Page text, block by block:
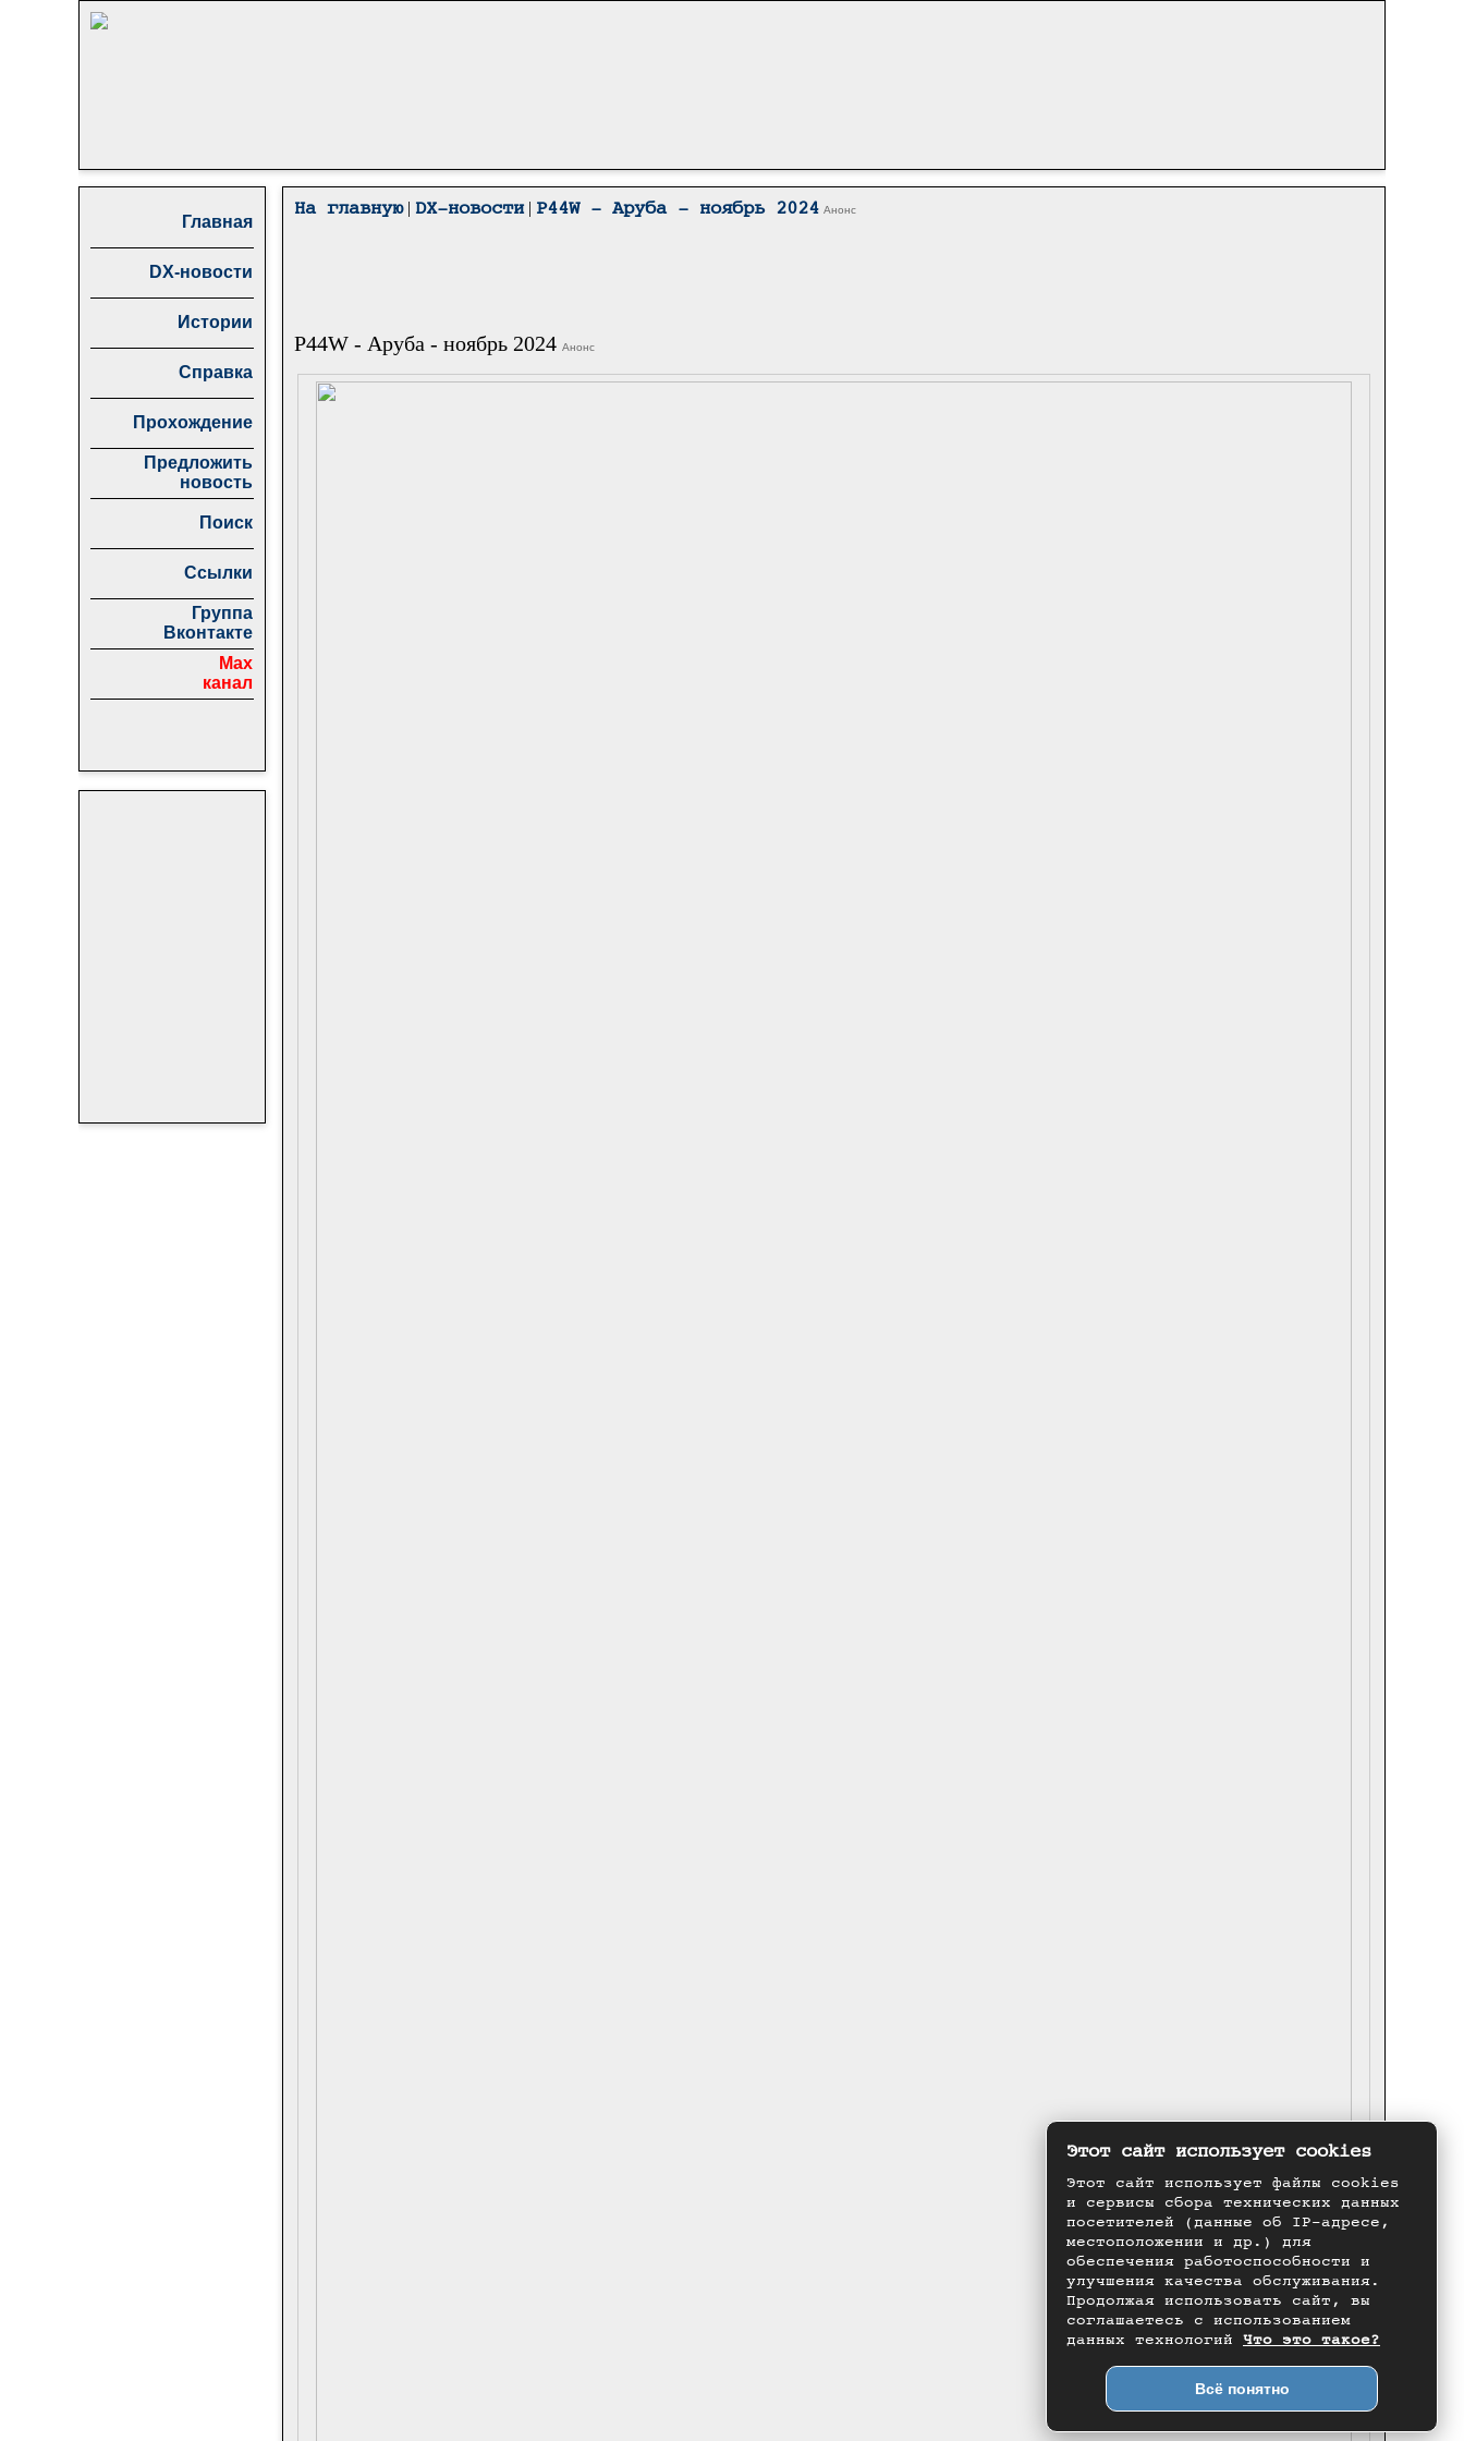
Главная
DX-новости
Истории
Справка
Прохождение
Предложить
новость
Поиск
Ссылки
Группа
Вконтакте
Max
канал
На главную| DX-новости| P44W - Аруба - ноябрь 2024 Анонс
P44W - Аруба - ноябрь 2024 Анонс
Этот сайт использует cookies
Этот сайт использует файлы cookies
и сервисы сбора технических данных
посетителей (данные об IP-адресе,
местоположении и др.) для
обеспечения работоспособности и
улучшения качества обслуживания.
Продолжая использовать сайт, вы
соглашаетесь с использованием
данных технологий Что это такое?
Всё понятно